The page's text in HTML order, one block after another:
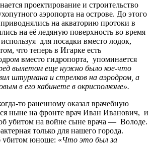
проектирование и строительство
аэропорта на острове. До этого
на акваторию протоки в
на её ледяную поверхность во время
для посадки вместо лодок,
что теперь в Игарке есть
вместо гидропорта, упоминается
вылетом еще нужно было кое-что
штурмана и стрелков на аэродром, а
в его кабинете в окрисполкоме».
то раненному оказал врачебную
ныне на фронте врач Иван Иванович, и
убитом на войне сыне врача — Володе.
только для нашего города.
убитом юноше: «Что это был за